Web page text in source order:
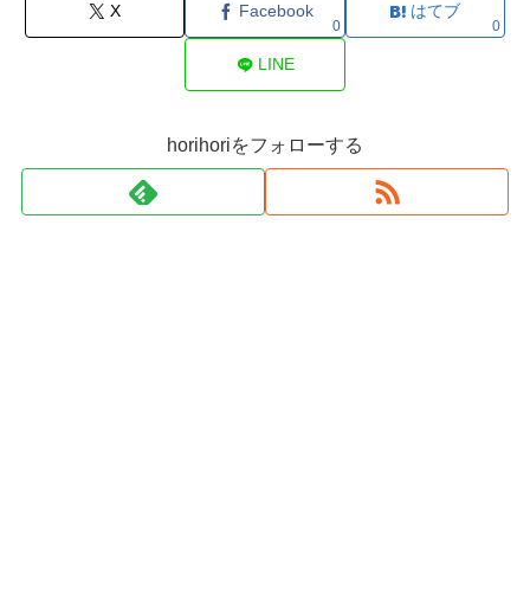
X Facebook
0
はてブ
0
LINE
horihoriをフォローする